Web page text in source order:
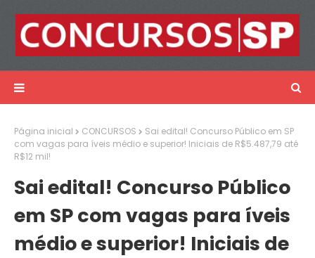
Página inicial CONCURSOS
Sai edital! Concurso Público em SP
com vagas para íveis médio e superior! Iniciais de R$5.487,79 até
R$12 mil!
Sai edital! Concurso Público
em SP com vagas para íveis
médio e superior! Iniciais de